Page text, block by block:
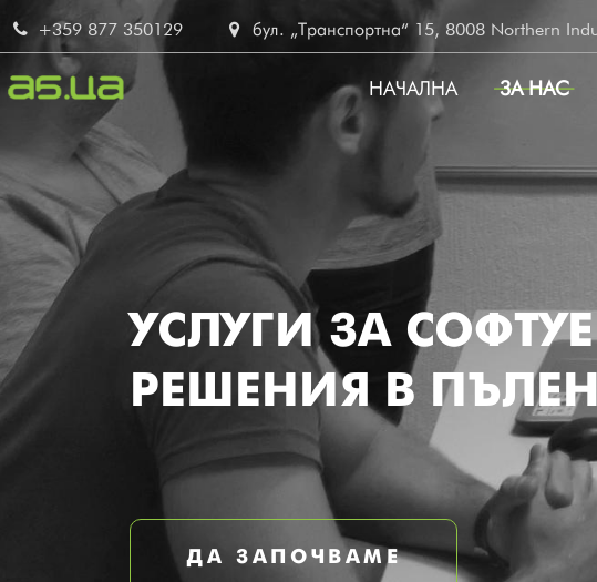
Skip
to
main
+359 877 350129 бул. „Транспортна“ 15, 8008 Northern
MAIN
BG
НАЧАЛНА ЗА НАС
УСЛУГИ ЗА
РЕШЕНИЯ В
ДА ЗАПОЧВАМЕ